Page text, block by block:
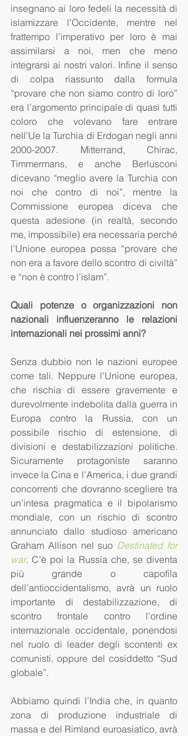
insegnano ai loro fedeli la necessità di
islamizzare l’Occidente, mentre nel
frattempo l’imperativo per loro è mai
assimilarsi a noi, men che meno
integrarsi ai nostri valori. Infine il senso
di colpa riassunto dalla formula
“provare che non siamo contro di loro”
era l’argomento principale di quasi tutti
coloro che volevano fare entrare
nell’Ue la Turchia di Erdogan negli anni
2000-2007. Mitterrand, Chirac,
Timmermans, e anche Berlusconi
dicevano “meglio avere la Turchia con
noi che contro di noi”, mentre la
Commissione europea diceva che
questa adesione (in realtà, secondo
me, impossibile) era necessaria perché
l’Unione europea possa “provare che
non era a favore dello scontro di civiltà”
e “non è contro l’islam”.
Quali potenze o organizzazioni non
nazionali influenzeranno le relazioni
internazionali nei prossimi anni?
Senza dubbio non le nazioni europee
come tali. Neppure l’Unione europea,
che rischia di essere gravemente e
durevolmente indebolita dalla guerra in
Europa contro la Russia, con un
possibile rischio di estensione, di
divisioni e destabilizzazioni politiche.
Sicuramente protagoniste saranno
invece la Cina e l’America, i due grandi
concorrenti che dovranno scegliere tra
un’intesa pragmatica e il bipolarismo
mondiale, con un rischio di scontro
annunciato dallo studioso americano
Graham Allison nel suo Destinated for
war. C’è poi la Russia che, se diventa
più grande o capofila
dell’antioccidentalismo, avrà un ruolo
importante di destabilizzazione, di
scontro frontale contro l’ordine
internazionale occidentale, ponendosi
nel ruolo di leader degli scontenti ex
comunisti, oppure del cosiddetto “Sud
globale”.
Abbiamo quindi l’India che, in quanto
zona di produzione industriale di
massa e del Rimland euroasiatico, avrà